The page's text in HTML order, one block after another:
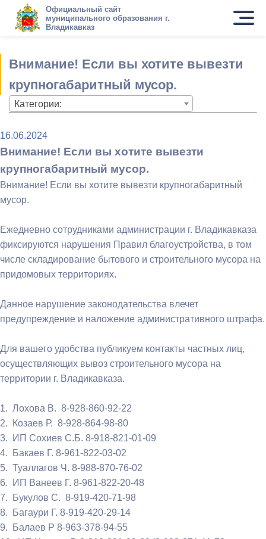
Официальный сайт
муниципального образования г.
Владикавказ
Внимание! Если вы хотите вывезти
крупногабаритный мусор.
Категории:
16.06.2024
Внимание! Если вы хотите вывезти
крупногабаритный мусор.
Внимание! Если вы хотите вывезти крупногабаритный
мусор.
Ежедневно сотрудниками администрации г. Владикавказа
фиксируются нарушения Правил благоустройства, в том
числе складирование бытового и строительного мусора на
придомовых территориях.
Данное нарушение законодательства влечет
предупреждение и наложение административного штрафа.
Для вашего удобства публикуем контакты частных лиц,
осуществляющих вывоз строительного мусора на
территории г. Владикавказа.
1. Лохова В. 8-928-860-92-22
2. Козаев Р. 8-928-864-98-80
3. ИП Сохиев С.Б. 8-918-821-01-09
4. Бакаев Г. 8-961-822-03-02
5. Туаллагов Ч. 8-988-870-76-02
6. ИП Ванеев Г. 8-961-822-20-48
7. Букулов С. 8-919-420-71-98
8. Багаури Г. 8-919-420-29-14
9. Балаев Р 8-963-378-94-55